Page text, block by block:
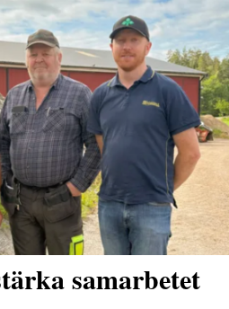
samarbetet